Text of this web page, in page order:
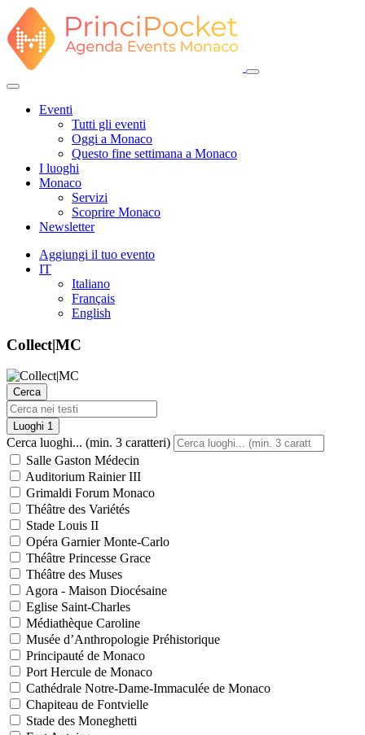
Eventi
Tutti gli eventi
Oggi a Monaco
Questo fine settimana a Monaco
I luoghi
Monaco
Servizi
Scoprire Monaco
Newsletter
Aggiungi il tuo evento
IT
Italiano
Français
English
Collect|MC
Cerca
Luoghi 1
Cerca luoghi... (min. 3 caratteri)
Salle Gaston Médecin
Auditorium Rainier III
Grimaldi Forum Monaco
Théâtre des Variétés
Stade Louis II
Opéra Garnier Monte-Carlo
Théâtre Princesse Grace
Théâtre des Muses
Agora - Maison Diocésaine
Eglise Saint-Charles
Médiathèque Caroline
Musée d’Anthropologie Préhistorique
Principauté de Monaco
Port Hercule de Monaco
Cathédrale Notre-Dame-Immaculée de Monaco
Chapiteau de Fontvielle
Stade des Moneghetti